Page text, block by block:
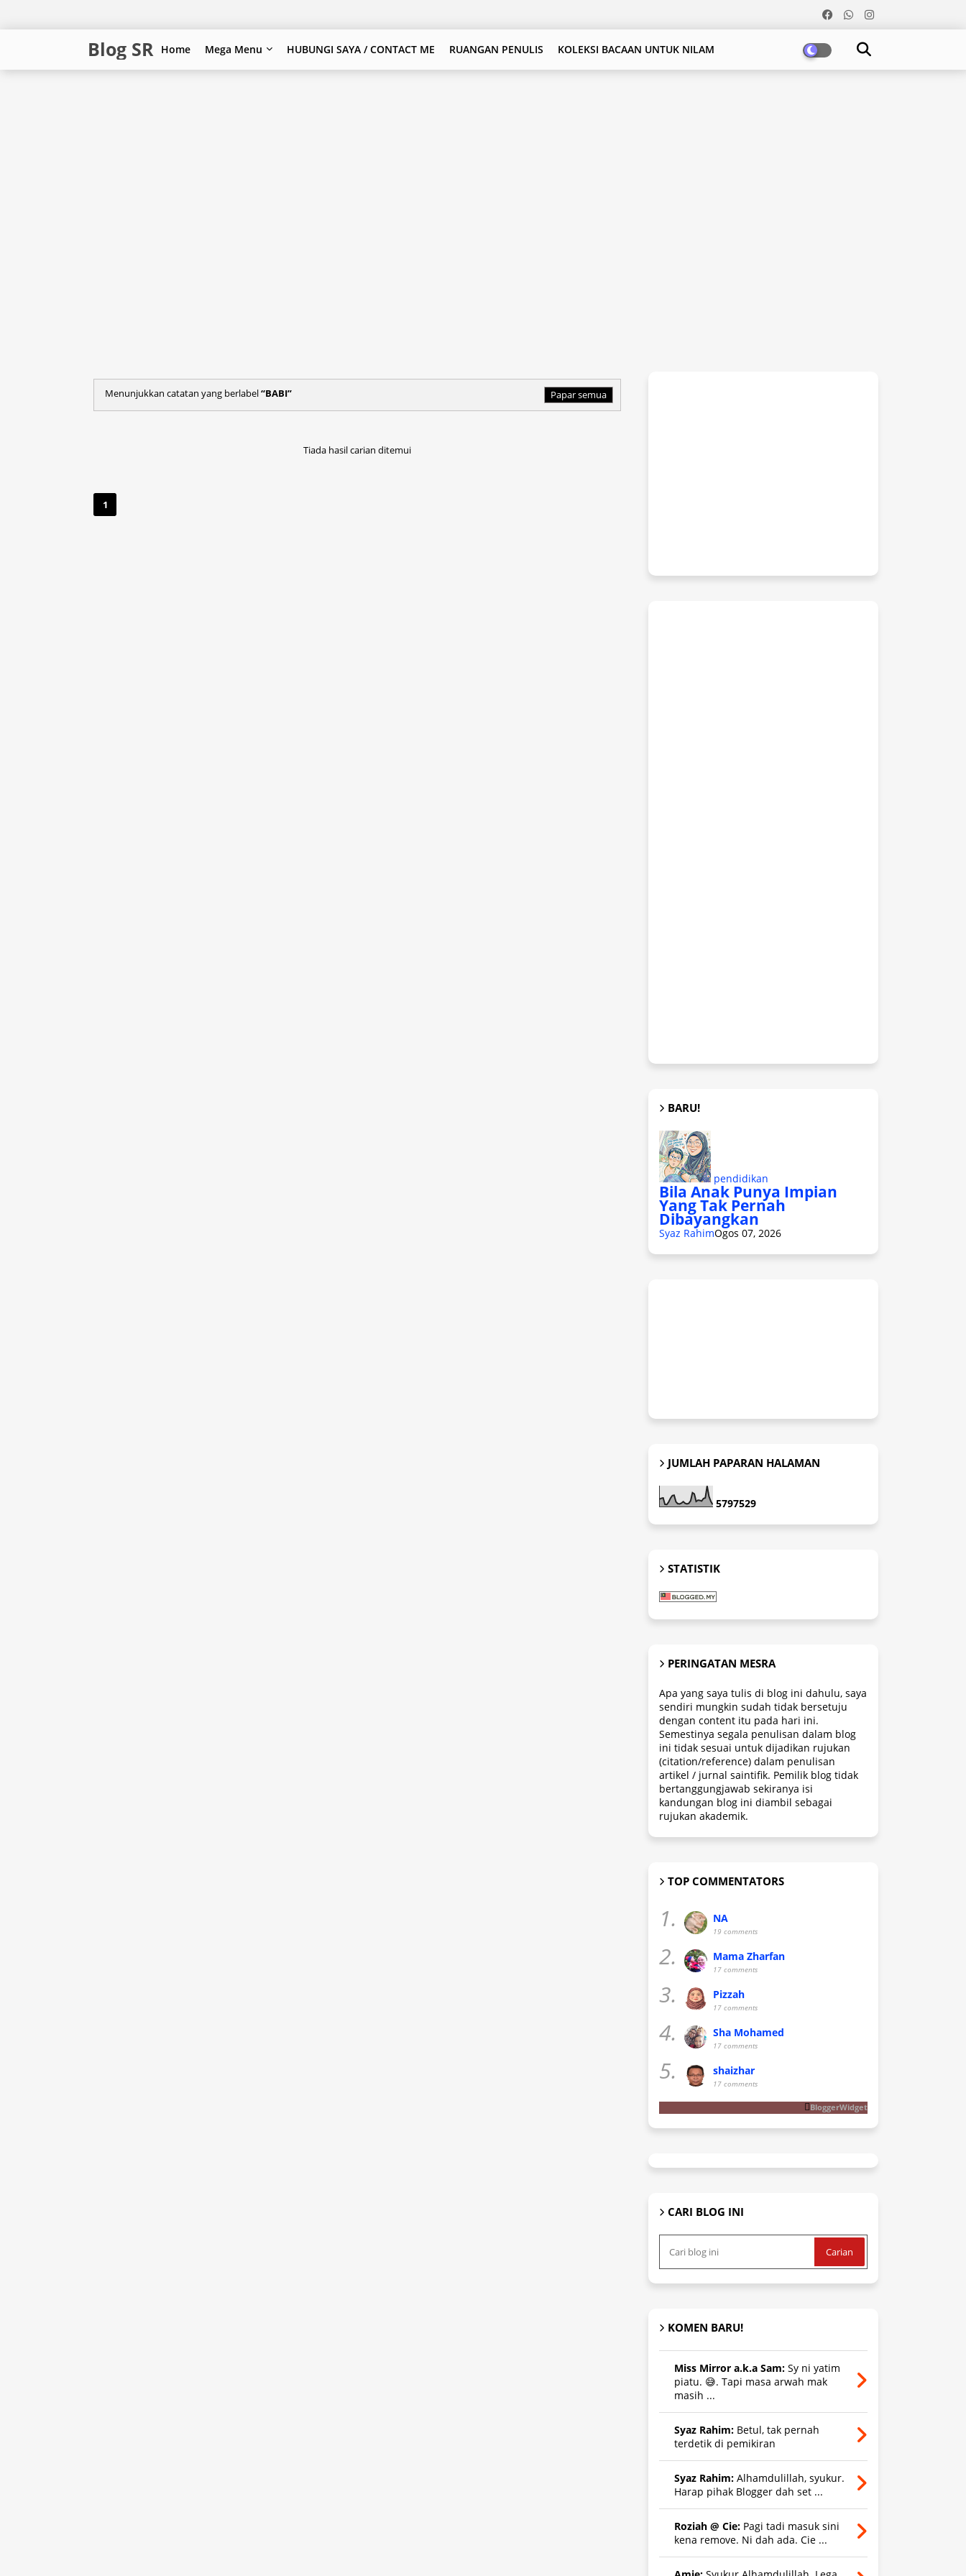
Blog SR Home Mega Menu HUBUNGI SAYA / CONTACT ME RUANGAN PENULIS KOLEKSI BACAAN UNTUK NILAM
Menunjukkan catatan yang berlabel BABI Papar semua
Tiada hasil carian ditemui
1
BARU!
pendidikan
Bila Anak Punya Impian
Yang Tak Pernah
Dibayangkan
Syaz RahimOgos 07, 2026
JUMLAH PAPARAN HALAMAN
5797529
STATISTIK
PERINGATAN MESRA
Apa yang saya tulis di blog ini dahulu, saya
sendiri mungkin sudah tidak bersetuju
dengan content itu pada hari ini.
Semestinya segala penulisan dalam blog
ini tidak sesuai untuk dijadikan rujukan
(citation/reference) dalam penulisan
artikel / jurnal saintifik. Pemilik blog tidak
bertanggungjawab sekiranya isi
kandungan blog ini diambil sebagai
rujukan akademik.
TOP COMMENTATORS
1. NA
19 comments
2. Mama Zharfan
17 comments
3. Pizzah
17 comments
4. Sha Mohamed
17 comments
5. shaizhar
17 comments
BloggerWidget
CARI BLOG INI
KOMEN BARU!
Miss Mirror a.k.a Sam: Sy ni yatim
piatu. 😅. Tapi masa arwah mak
masih ...
Syaz Rahim: Betul, tak pernah
terdetik di pemikiran
Syaz Rahim: Alhamdulillah, syukur.
Harap pihak Blogger dah set ...
Roziah @ Cie: Pagi tadi masuk sini
kena remove. Ni dah ada. Cie ...